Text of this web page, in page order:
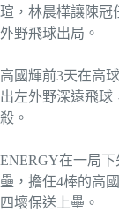
瑄，林晨樺讓陳冠
外野飛球出局。
高國輝前3天在高
出左外野深遠飛球
殺。
ENERGY在一局
壘，擔任4棒的高
四壞保送上壘。